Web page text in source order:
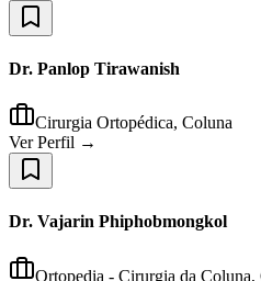
Dr. Panlop Tirawanish
Cirurgia Ortopédica, Coluna
Ver Perfil →
Dr. Vajarin Phiphobmongkol
Ortopedia - Cirurgia da Coluna,